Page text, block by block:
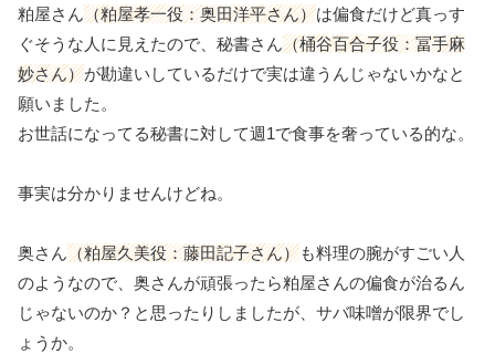
粕屋さん（粕屋孝一役：奥田洋平さん）は偏食だけど真っす
ぐそうな人に見えたので、秘書さん（桶谷百合子役：冨手麻
妙さん）が勘違いしているだけで実は違うんじゃないかなと
願いました。
お世話になってる秘書に対して週1で食事を奢っている的な。
事実は分かりませんけどね。
奥さん（粕屋久美役：藤田記子さん）も料理の腕がすごい人
のようなので、奥さんが頑張ったら粕屋さんの偏食が治るん
じゃないのか？と思ったりしましたが、サバ味噌が限界でし
ょうか。